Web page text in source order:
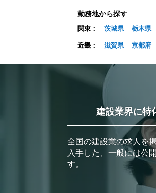
勤務地から探す
関東： 茨城県 栃木県
近畿： 滋賀県 京都府
建設業界に特
全国の建設業の求人を
入手した、一般には公
す。